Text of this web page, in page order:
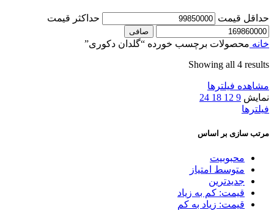
حداقل قیمت حداكثر قيمت
صافی
خانه محصولات برچسب خورده “گلدان دکوری”
Showing all 4 results
مشاهده فیلترها
نمایش 9
12
18
24
فیلترها
مرتب سازی بر اساس
محبوبیت
متوسط امتیاز
جدیدترین
قیمت: کم به زیاد
قیمت: زیاد به کم